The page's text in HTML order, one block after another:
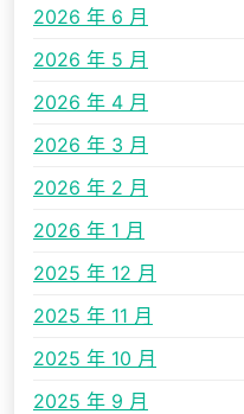
2026 年 6 月
2026 年 5 月
2026 年 4 月
2026 年 3 月
2026 年 2 月
2026 年 1 月
2025 年 12 月
2025 年 11 月
2025 年 10 月
2025 年 9 月